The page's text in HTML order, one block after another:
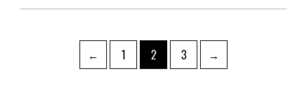
← 1 2 3 →